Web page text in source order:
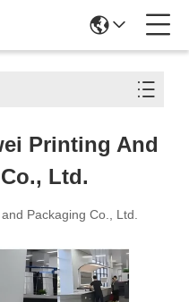
Printing And
Ltd.
Packaging Co., Ltd.